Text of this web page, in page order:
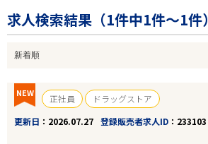
求人検索結果（1件中1件～1件）
NEW 正社員
ドラッグストア
更新日
2026.07.27 登録販売者求人ID 233103